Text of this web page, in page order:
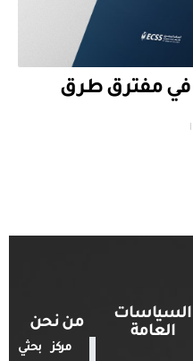
مفترق طرق
السياسات
العامة
من نحن
مركز بحثي